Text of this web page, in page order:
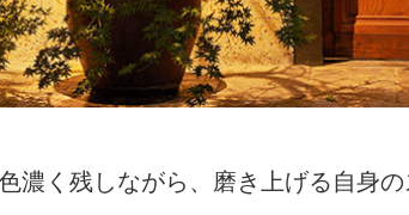
濃く残しながら、磨き上げる自身